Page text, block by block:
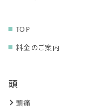
TOP
料金のご案内
頭
頭痛